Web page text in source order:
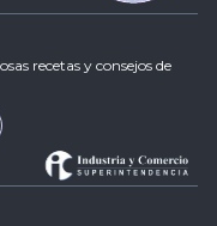
recetas y consejos de